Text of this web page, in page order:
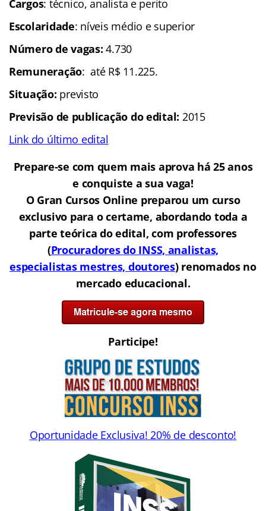
Cargos: técnico, analista e perito
Escolaridade: níveis médio e superior
Número de vagas: 4.730
Remuneração: até R$ 11.225.
Situação: previsto
Previsão de publicação do edital: 2015
Link do último edital
Prepare-se com quem mais aprova há 25 anos
e conquiste a sua vaga!
O Gran Cursos Online preparou um curso
exclusivo para o certame, abordando toda a
parte teórica do edital, com professores
(Procuradores do INSS, analistas,
especialistas mestres, doutores) renomados no
mercado educacional.
Participe!
Oportunidade Exclusiva! 20% de desconto!